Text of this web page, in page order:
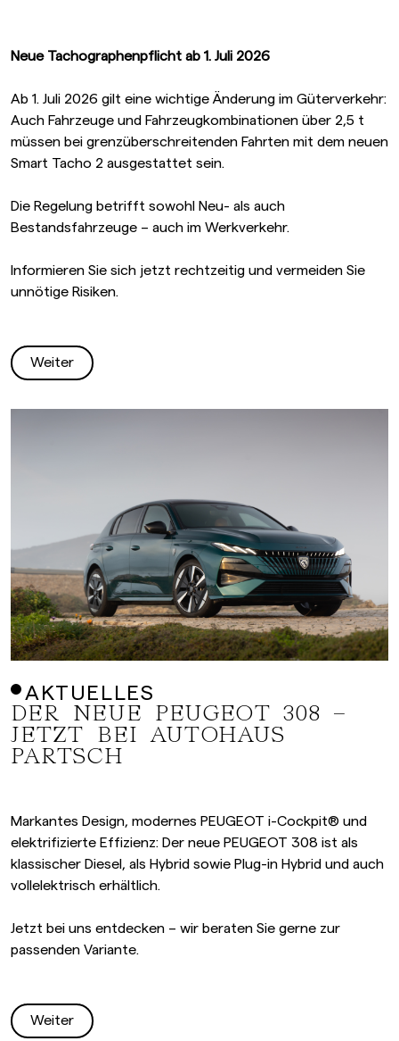
Neue Tachographenpflicht ab 1. Juli 2026
Ab 1. Juli 2026 gilt eine wichtige Änderung im Güterverkehr:
Auch Fahrzeuge und Fahrzeugkombinationen über 2,5 t
müssen bei grenzüberschreitenden Fahrten mit dem neuen
Smart Tacho 2 ausgestattet sein.
Die Regelung betrifft sowohl Neu- als auch
Bestandsfahrzeuge – auch im Werkverkehr.
Informieren Sie sich jetzt rechtzeitig und vermeiden Sie
unnötige Risiken.
Weiter
AKTUELLES
DER NEUE PEUGEOT 308 –
JETZT BEI AUTOHAUS
PARTSCH
Markantes Design, modernes PEUGEOT i-Cockpit® und
elektrifizierte Effizienz: Der neue PEUGEOT 308 ist als
klassischer Diesel, als Hybrid sowie Plug-in Hybrid und auch
vollelektrisch erhältlich.
Jetzt bei uns entdecken – wir beraten Sie gerne zur
passenden Variante.
Weiter